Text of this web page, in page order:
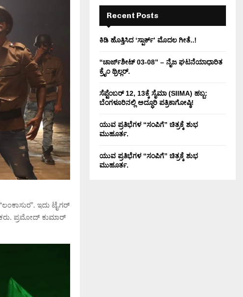
ಇದು ಟೈಗರ್
ಪ್ರಮೋದ್ ಕುಮಾರ್
Recent Posts
ಕಿಡಿ‌‌ ಹೊತ್ತಿಸಿದ ‘ಸ್ಪಾರ್ಕ್’ ಮೊದಲ‌ ಗೀತೆ..!
“ಚಾರ್ಜ್‌ಶೀಟ್ 03-08” – ನೈಜ ಘಟನೆಯಾಧಾರಿತ
ಕ್ರೈಂ ಥ್ರಿಲ್ಲರ್.
ಸೆಪ್ಟೆಂಬರ್ 12, 13ಕ್ಕೆ ಸೈಮಾ (SIIMA) ಹಬ್ಬ:
ಬೆಂಗಳೂರಿನಲ್ಲಿ ಅದ್ಧೂರಿ ಪತ್ರಿಕಾಗೋಷ್ಠಿ!
ಯುವ ಪ್ರತಿಭೆಗಳ “ಸಂಪಿಗೆ” ಚಿತ್ರಕ್ಕೆ ಶುಭ
ಮುಹೂರ್ತ.
ಯುವ ಪ್ರತಿಭೆಗಳ “ಸಂಪಿಗೆ” ಚಿತ್ರಕ್ಕೆ ಶುಭ
ಮುಹೂರ್ತ.